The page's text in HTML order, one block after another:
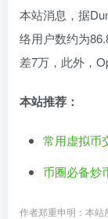
本站消息，据
络用户数约为
差7万，此外，
本站推荐：
常用虚拟币
币圈必备炒
作者郑重申明：本站